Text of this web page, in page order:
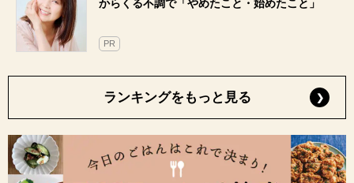
からくる不調で「やめたこと・始めたこと」
PR
ランキングをもっと見る